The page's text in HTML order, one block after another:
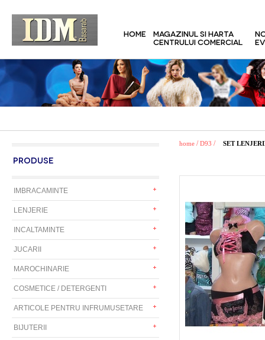
HOME
MAGAZINUL SI HARTA
CENTRULUI COMERCIAL
PRODUSE
IMBRACAMINTE
LENJERIE
INCALTAMINTE
JUCARII
MAROCHINARIE
COSMETICE / DETERGENTI
ARTICOLE PENTRU INFRUMUSETARE
BIJUTERII
home / D93 / SET